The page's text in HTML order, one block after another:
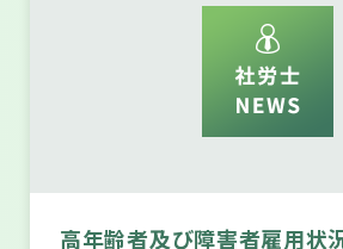
高年齢者及び障害者雇用状